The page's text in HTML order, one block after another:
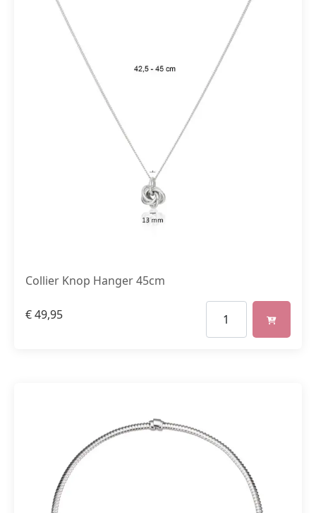
Collier Knop Hanger 45cm
€49,95